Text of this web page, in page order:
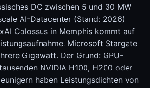
DC zwischen 5 und 30 MW
AI-Datacenter (Stand: 2026)
Colossus in Memphis kommt auf
Microsoft Stargate
Gigawatt. Der Grund: GPU-
NVIDIA H100, H200 oder
haben Leistungsdichten von